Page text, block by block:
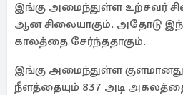
இங்கு அமைந்துள்ள உற்சவர்
ஆன சிலையாகும். அதோடு
காலத்தை சேர்ந்ததாகும்.
இங்கு அமைந்துள்ள குளமானது
நீளத்தையும் 837 அடி